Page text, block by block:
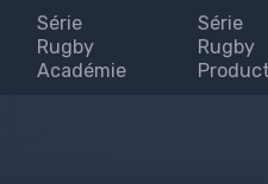
Série
Rugby
Académie
Série
Rugby